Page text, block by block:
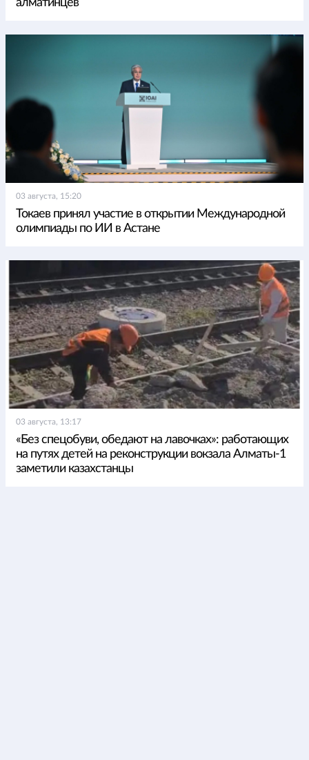
алматинцев
03 августа, 15:20
Токаев принял участие в открытии Международной
олимпиады по ИИ в Астане
03 августа, 13:17
«Без спецобуви, обедают на лавочках»: работающих
на путях детей на реконструкции вокзала Алматы-1
заметили казахстанцы